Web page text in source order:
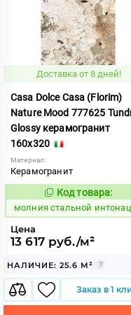
Доставка от 8 дней!
Casa Dolce Casa (Florim)
Nature Mood 777625
Glossy керамогранит
160x320
Материал:
Керамогранит
1012033
Код товара:
молния стальной
Цена
13 617 руб./м²
НАЛИЧИЕ: 25.6 М²
Заказ в 1